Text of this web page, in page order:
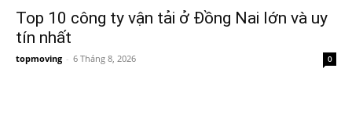
Top 10 công ty vận tải ở Đồng Nai lớn và uy
tín nhất
topmoving - 6 Tháng 8, 2026 0